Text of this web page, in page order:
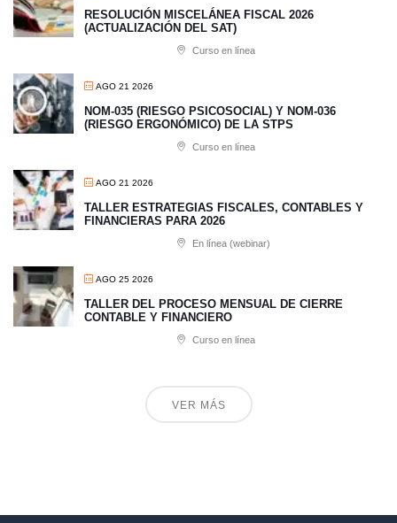
RESOLUCIÓN MISCELÁNEA FISCAL 2026
(ACTUALIZACIÓN DEL SAT)
Curso en línea
AGO 21 2026
NOM-035 (RIESGO PSICOSOCIAL) Y NOM-036
(RIESGO ERGONÓMICO) DE LA STPS
Curso en línea
AGO 21 2026
TALLER ESTRATEGIAS FISCALES, CONTABLES Y
FINANCIERAS PARA 2026
En línea (webinar)
AGO 25 2026
TALLER DEL PROCESO MENSUAL DE CIERRE
CONTABLE Y FINANCIERO
Curso en línea
VER MÁS